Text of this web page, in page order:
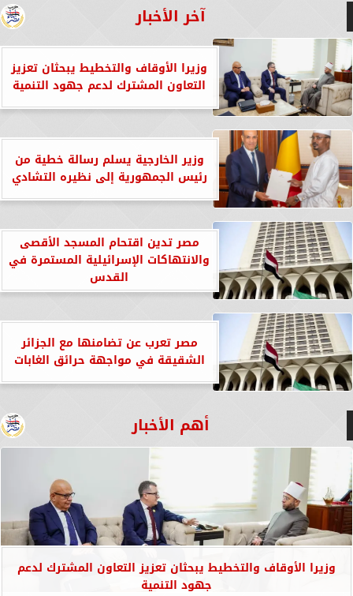
آخر الأخبار
وزيرا الأوقاف والتخطيط يبحثان تعزيز
التعاون المشترك لدعم جهود التنمية
وزير الخارجية يسلم رسالة خطية من
رئيس الجمهورية إلى نظيره التشادي
مصر تدين اقتحام المسجد الأقصى
والانتهاكات الإسرائيلية المستمرة في
القدس
مصر تعرب عن تضامنها مع الجزائر
الشقيقة في مواجهة حرائق الغابات
أهم الأخبار
وزيرا الأوقاف والتخطيط يبحثان تعزيز التعاون المشترك لدعم
جهود التنمية